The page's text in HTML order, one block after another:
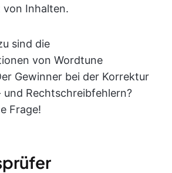
von Inhalten.
sind die
von Wordtune
Gewinner bei der Korrektur
Rechtschreibfehlern?
Frage!